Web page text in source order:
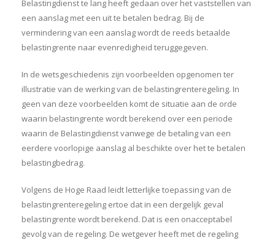
Belastingdienst te lang heeft gedaan over het vaststellen van
een aanslag met een uit te betalen bedrag. Bij de
vermindering van een aanslag wordt de reeds betaalde
belastingrente naar evenredigheid teruggegeven.
In de wetsgeschiedenis zijn voorbeelden opgenomen ter
illustratie van de werking van de belastingrenteregeling. In
geen van deze voorbeelden komt de situatie aan de orde
waarin belastingrente wordt berekend over een periode
waarin de Belastingdienst vanwege de betaling van een
eerdere voorlopige aanslag al beschikte over het te betalen
belastingbedrag.
Volgens de Hoge Raad leidt letterlijke toepassing van de
belastingrenteregeling ertoe dat in een dergelijk geval
belastingrente wordt berekend. Dat is een onacceptabel
gevolg van de regeling. De wetgever heeft met de regeling